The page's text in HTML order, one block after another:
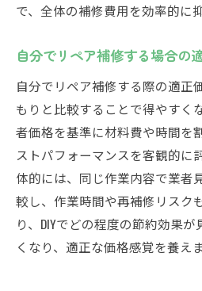
で、全体の補修費用を効率的に
自分でリペア補修する場合の
自分でリペア補修する際の適正
もりと比較することで得やすく
者価格を基準に材料費や時間を
ストパフォーマンスを客観的に
体的には、同じ作業内容で業者
較し、作業時間や再補修リスク
り、DIYでどの程度の節約効果
くなり、適正な価格感覚を養えま